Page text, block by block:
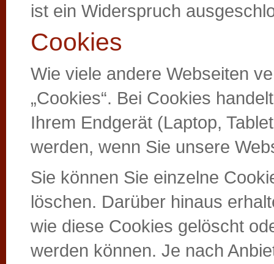
ist ein Widerspruch
Cookies
Wie viele andere Webseiten
„Cookies“. Bei Cookies
Ihrem Endgerät (Laptop,
werden, wenn Sie unsere
Sie können Sie einzelne
löschen. Darüber hinaus
wie diese Cookies gelöscht
werden können. Je nach